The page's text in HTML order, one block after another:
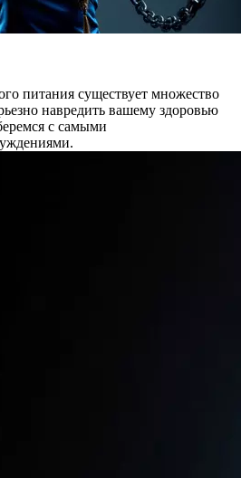
питания существует множество
навредить вашему здоровью
с самыми